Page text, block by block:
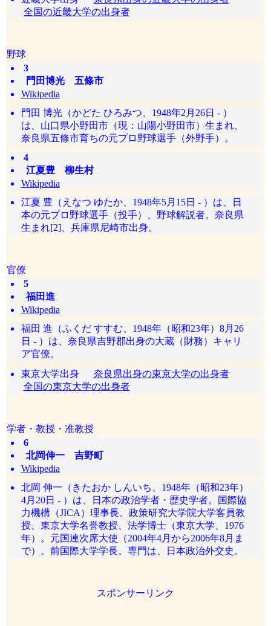
全国の近畿大学の出身者
野球
3
門田博光 五條市
Wikipedia
門田 博光（かどた ひろみつ、1948年2月26日 - ）
は、山口県小野田市（現：山陽小野田市）生まれ、
奈良県五條市育ちの元プロ野球選手（外野手）。
4
江夏豊 柳生村
Wikipedia
江夏 豊（えなつ ゆたか、1948年5月15日 - ）は、日
本の元プロ野球選手（投手）、野球解説者。奈良県
生まれ[2]、兵庫県尼崎市出身。
官僚
5
福田進
Wikipedia
福田 進（ふくだ すすむ、1948年（昭和23年）8月26
日 - ）は、奈良県吉野郡出身の大蔵（財務）キャリ
ア官僚。
東京大学出身 奈良県出身の東京大学の出身者
全国の東京大学の出身者
学者・教授・准教授
6
北岡伸一 吉野町
Wikipedia
北岡 伸一（きたおか しんいち、1948年（昭和23年）
4月20日 - ）は、日本の政治学者・歴史学者。国際協
力機構（JICA）理事長。政策研究大学院大学客員教
授、東京大学名誉教授、法学博士（東京大学、1976
年）。元国連次席大使（2004年4月から2006年8月ま
で）。前国際大学学長。専門は、日本政治外交史。
スポンサーリンク